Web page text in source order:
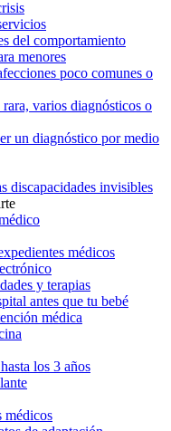
del comportamiento
menores
poco comunes o
varios diagnósticos o
un diagnóstico por medio
discapacidades invisibles
médicos
y terapias
antes que tu bebé
médica
los 3 años
médicos